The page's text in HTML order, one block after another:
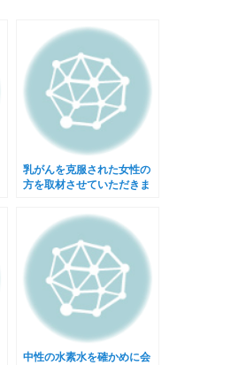
乳がんを克服された女性の
方を取材させていただきま
中性の水素水を確かめに会